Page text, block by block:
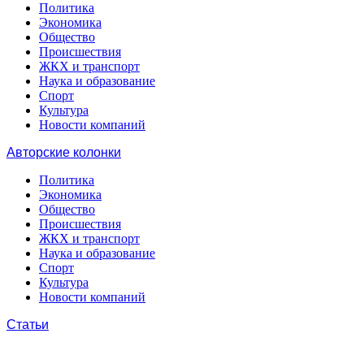
Политика
Экономика
Общество
Происшествия
ЖКХ и транспорт
Наука и образование
Спорт
Культура
Новости компаний
Авторские колонки
Политика
Экономика
Общество
Происшествия
ЖКХ и транспорт
Наука и образование
Спорт
Культура
Новости компаний
Статьи